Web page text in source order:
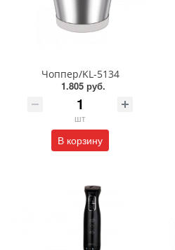
Чоппер/KL-5134
1.805 руб.
шт
В корзину